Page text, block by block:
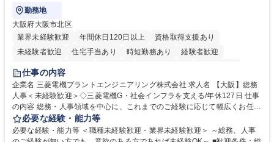
勤務地
大阪府大阪市北区
業界未経験歓迎
年間休日120日以上
資格取得支援あり
未経験者歓迎
住宅手当あり 時短勤務あり
経験者歓迎
退職金あり
駅近5分以内
土日祝休み 服装自由 寮・社宅あり 食事補助あり
仕事の内容
企業名 三菱電機プラントエンジニアリング株式会社 求人名 【大阪】総務
人事＜未経験歓迎＞◇三菱電機G・社会インフラを支える/年休127日 仕事
の内容 総務・人事領域を中心に、これまでのご経験に応じて幅広くお任せ
します。 ＜具体的には＞ ・総務/人事労務（給与・社保・勤怠管理など）
・採用・教育研修 ・福利厚生運用 など ※基本的には事務所勤務ですが、
採用や教育等の業務内容により、関西圏以外への日帰り・宿泊を伴う国内
必要な経験・能力等
必要な経験・能力等 ＜職種未経験歓迎・業界未経験歓迎＞ ～総務、人事